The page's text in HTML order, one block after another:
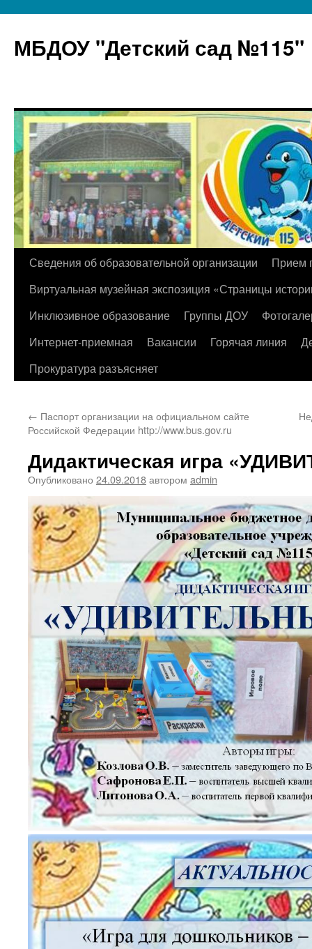
МБДОУ "Детский сад №115"
Перейти
содержимому
Сведения об образовательной организации
Прием
Виртуальная музейная экспозиция «Страницы
Инклюзивное образование
Группы ДОУ
Интернет-приемная
Вакансии Горячая линия
Прокуратура разъясняет
← Паспорт организации на официальном сайте
Российской Федерации http://www.bus.gov.ru
Дидактическая игра
Опубликовано 24.09.2018автором admin